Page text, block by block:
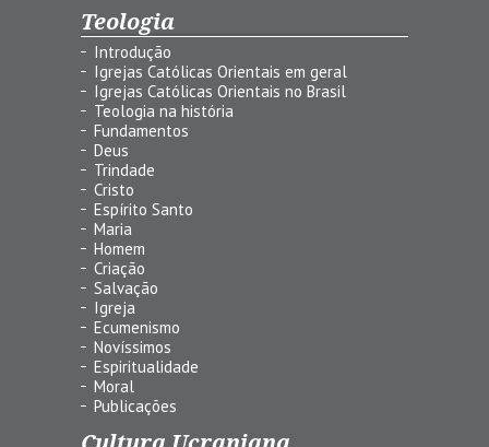
Teologia
Introdução
Igrejas Católicas Orientais em geral
Igrejas Católicas Orientais no Brasil
Teologia na história
Fundamentos
Deus
Trindade
Cristo
Espírito Santo
Maria
Homem
Criação
Salvação
Igreja
Ecumenismo
Novíssimos
Espiritualidade
Moral
Publicações